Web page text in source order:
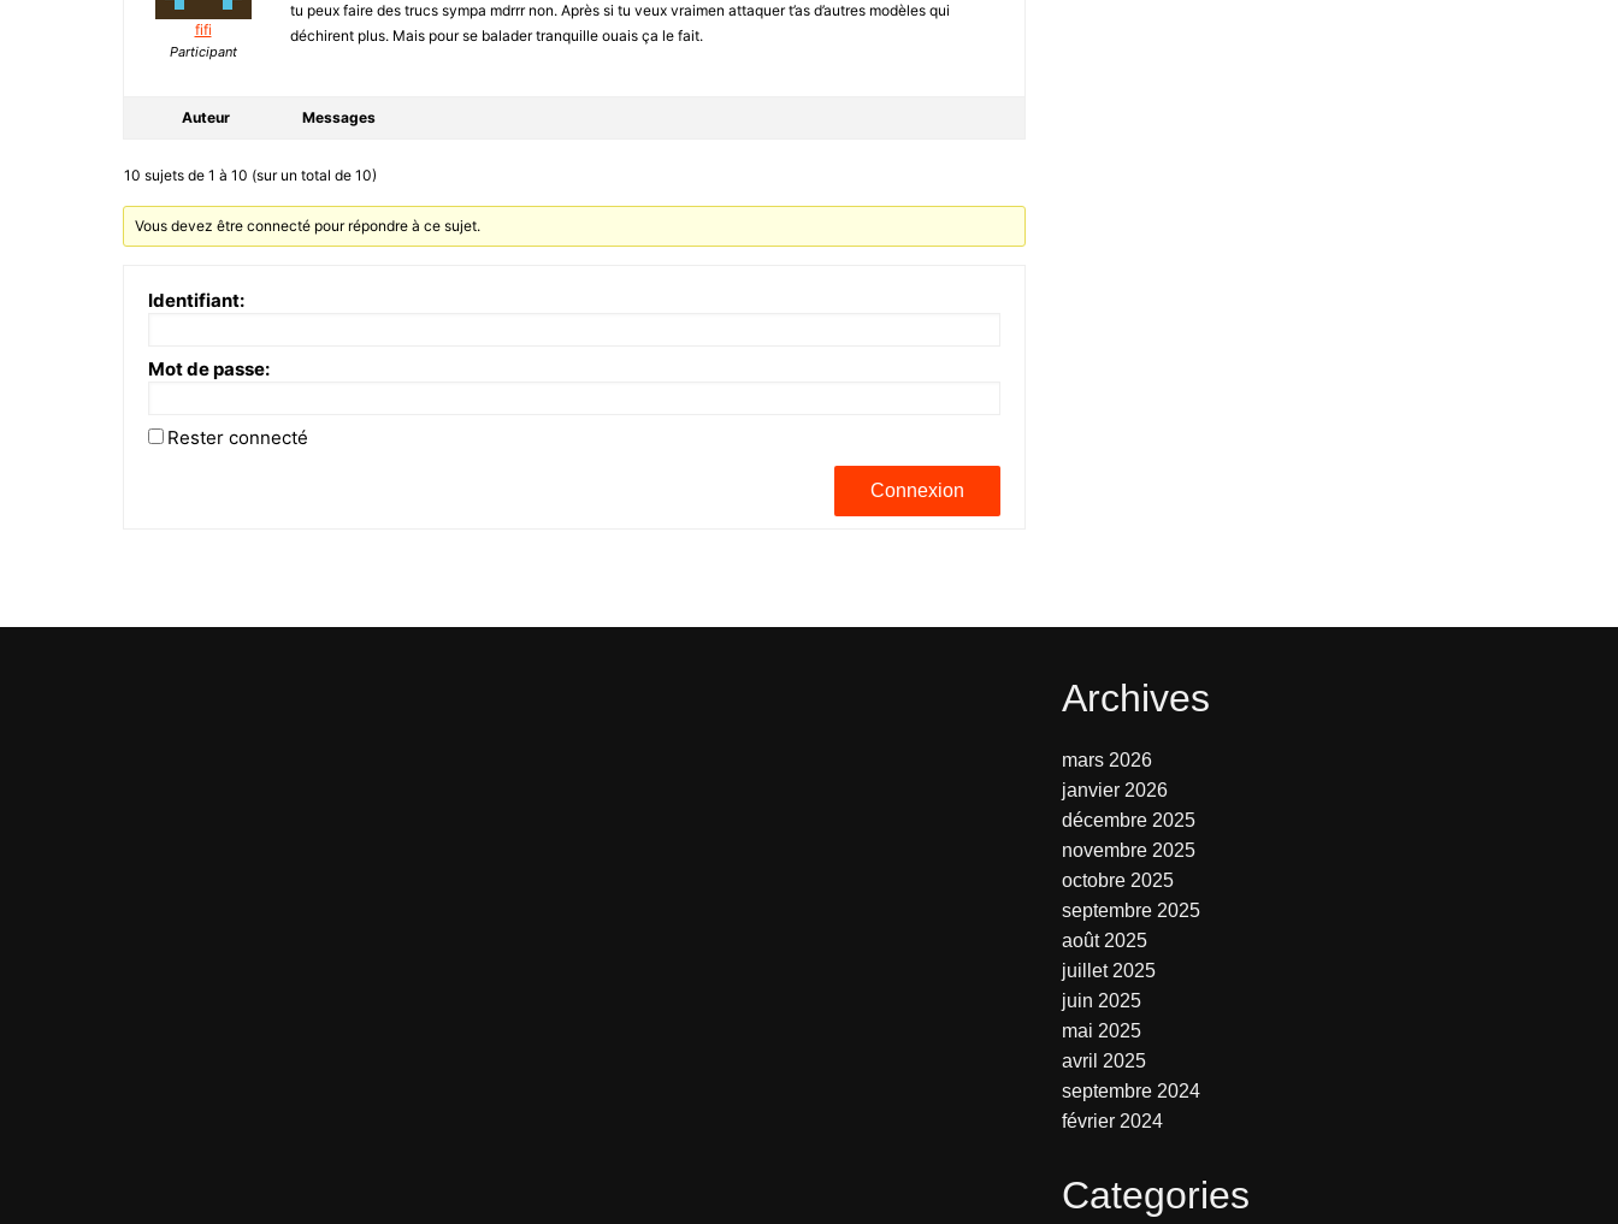
fifi
Participant
tu peux faire des trucs sympa mdrrr non. Après si tu veux vraimen attaquer t’as d’autres modèles qui
déchirent plus. Mais pour se balader tranquille ouais ça le fait.
Auteur Messages
10 sujets de 1 à 10 (sur un total de 10)
Vous devez être connecté pour répondre à ce sujet.
Identifiant:
Mot de passe:
Rester connecté
Connexion
Archives
mars 2026
janvier 2026
décembre 2025
novembre 2025
octobre 2025
septembre 2025
août 2025
juillet 2025
juin 2025
mai 2025
avril 2025
septembre 2024
février 2024
Categories